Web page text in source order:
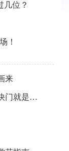
几位？
！
来
藏不住了！鼓楼最美机位出圈，按下快门就是氛围感大片！